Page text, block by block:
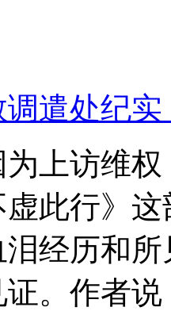
遣处纪实
上访维
虚此行》
经历和
。作者